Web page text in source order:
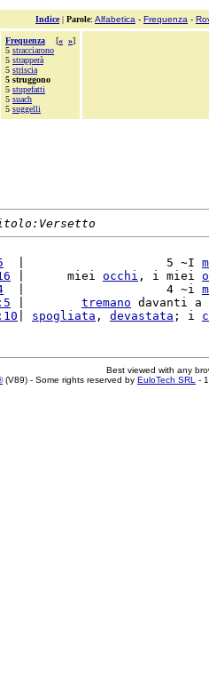
Indice| Parole: Alfabetica - Frequenza -
Frequenza [« »]
5 stracciarono
5 strapperà
5 striscia
5 struggono
5 stupefatti
5 suach
5 suggelli
  |                    5 ~I
|      miei occhi , i miei
  |                    4 ~i
tremano davanti
spogliata , devastata ; i
Best viewed with any
(V89) - Some rights reserved by EuloTech SRL -